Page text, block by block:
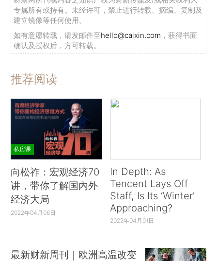
专属所有或持有。未经许可，禁止进行转载、摘编、复制及
建立镜像等任何使用。
如有意愿转载，请发邮件至hello@caixin.com ，获得书面
确认及授权后，方可转载。
推荐阅读
私房课
向松祚：宏观经济70
讲，带你了解国内外
经济大局
2022年04月06日
In Depth: As
Tencent Lays Off
Staff, Is Its ‘Winter’
Approaching?
2022年04月01日
最新财新周刊｜欧洲高温改变